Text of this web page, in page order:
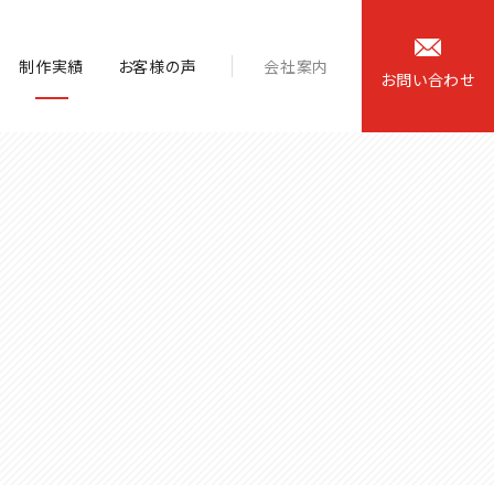
制作実績 お客様の声 会社案内
お問い合わせ